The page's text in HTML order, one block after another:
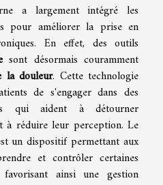
a largement intégré les
pour améliorer la prise en
En effet, des outils
sont désormais couramment
la douleur. Cette technologie
de s'engager dans des
qui aident à détourner
réduire leur perception. Le
un dispositif permettant aux
et contrôler certaines
favorisant ainsi une gestion